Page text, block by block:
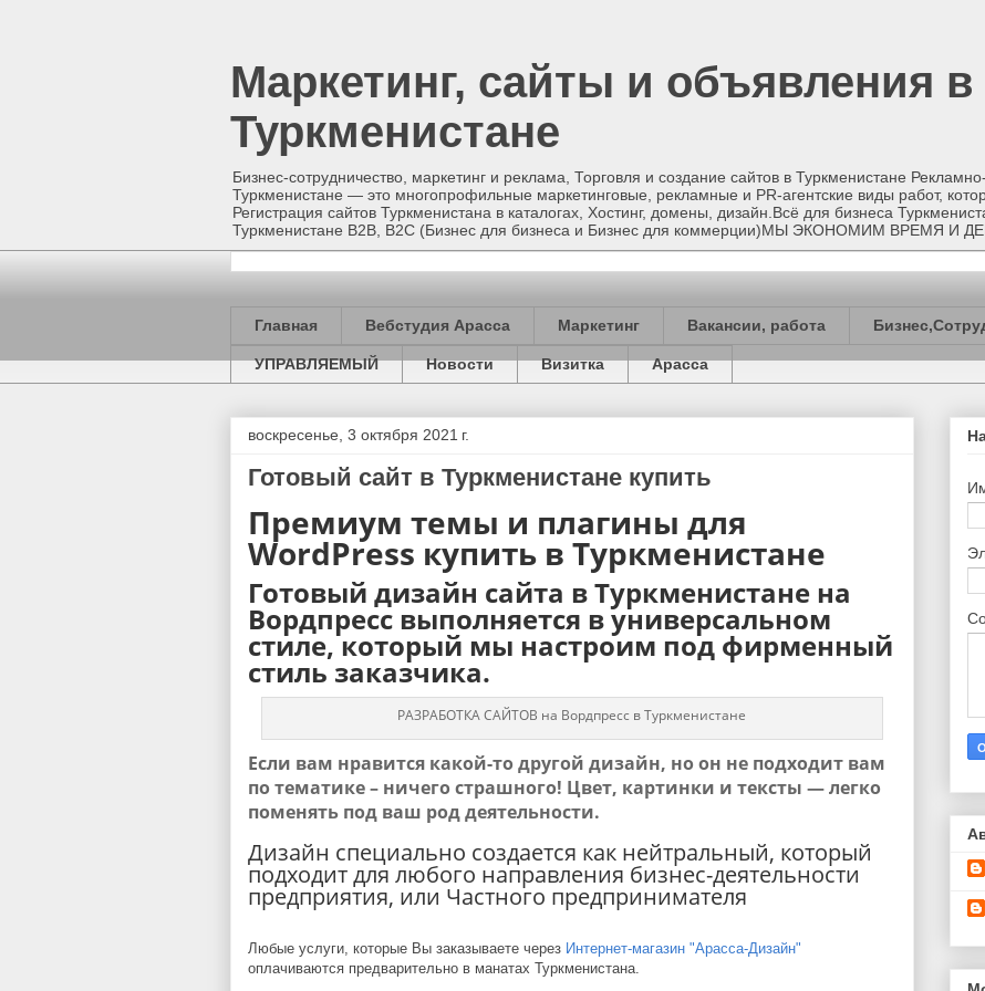
Маркетинг, сайты и объявления в
Туркменистане
Бизнес-сотрудничество, маркетинг и реклама, Торговля и создание сайтов в Туркменистане
Туркменистане — это многопрофильные маркетинговые, рекламные и PR-агентские виды работ,
Регистрация сайтов Туркменистана в каталогах, Хостинг, домены, дизайн.Всё для бизнеса
Туркменистане B2B, B2C (Бизнес для бизнеса и Бизнес для коммерции)МЫ ЭКОНОМИМ ВРЕМЯ И
Главная Вебстудия Арасса Маркетинг Вакансии, работа
УПРАВЛЯЕМЫЙ Новости Визитка Арасса
воскресенье, 3 октября 2021 г.
Готовый сайт в Туркменистане купить
Премиум темы и плагины для
WordPress купить в Туркменистане
Готовый дизайн сайта в Туркменистане на
Вордпресс выполняется в универсальном
стиле, который мы настроим под фирменный
стиль заказчика.
РАЗРАБОТКА САЙТОВ на Вордпресс в Туркменистане
Если вам нравится какой-то другой дизайн, но он не подходит вам
по тематике – ничего страшного! Цвет, картинки и тексты — легко
поменять под ваш род деятельности.
Дизайн специально создается как нейтральный, который
подходит для любого направления бизнес-деятельности
предприятия, или Частного предпринимателя
Любые услуги, которые Вы заказываете через Интернет-магазин "Арасса-Дизайн"
оплачиваются предварительно в манатах Туркменистана.